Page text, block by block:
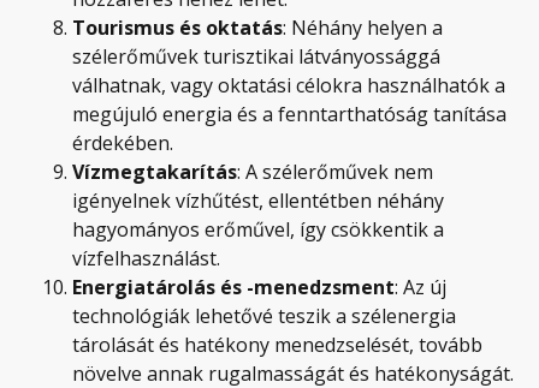
Tourismus és oktatás: Néhány helyen a
szélerőművek turisztikai látványossággá
válhatnak, vagy oktatási célokra használhatók a
megújuló energia és a fenntarthatóság tanítása
érdekében.
Vízmegtakarítás: A szélerőművek nem
igényelnek vízhűtést, ellentétben néhány
hagyományos erőművel, így csökkentik a
vízfelhasználást.
Energiatárolás és -menedzsment: Az új
technológiák lehetővé teszik a szélenergia
tárolását és hatékony menedzselését, tovább
növelve annak rugalmasságát és hatékonyságát.